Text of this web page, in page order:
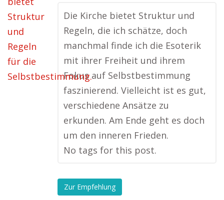
Die Kirche bietet Struktur und
Regeln, die ich schätze, doch
manchmal finde ich die Esoterik
mit ihrer Freiheit und ihrem
Fokus auf Selbstbestimmung
faszinierend. Vielleicht ist es gut,
verschiedene Ansätze zu
erkunden. Am Ende geht es doch
um den inneren Frieden.
No tags for this post.
Zur Empfehlung